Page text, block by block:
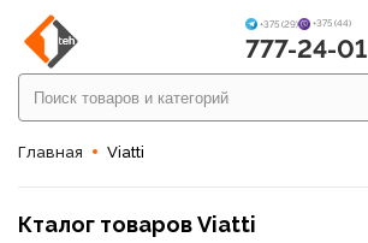
+375 (29) +375 (44)
777-24-01
Главная Viatti
Кталог товаров Viatti